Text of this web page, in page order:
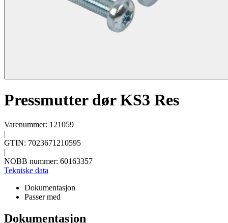
Pressmutter dør KS3 Res
Varenummer: 121059
|
GTIN: 7023671210595
|
NOBB nummer: 60163357
Tekniske data
Dokumentasjon
Passer med
Dokumentasjon